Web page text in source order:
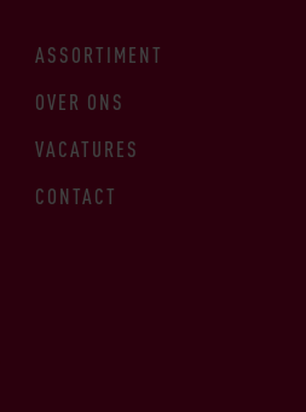
ASSORTIMENT
OVER ONS
VACATURES
CONTACT